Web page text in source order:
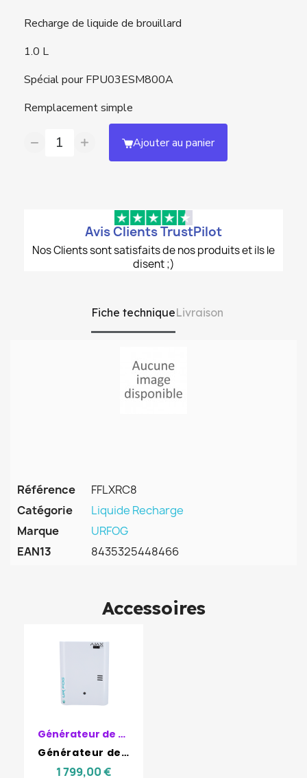
Recharge de liquide de brouillard
1.0 L
Spécial pour FPU03ESM800A
Remplacement simple
Ajouter au panier
Avis Clients TrustPilot
Nos Clients sont satisfaits de nos produits et ils le
disent ;)
Fiche techniqueLivraison
Référence
FFLXRC8
Catégorie
Liquide Recharge
Marque
URFOG
EAN13
8435325448466
Accessoires
Générateur de Brouillard
Générateur de brouillard 800 m3 - URFOG Ajax Ready
1 799,00 €